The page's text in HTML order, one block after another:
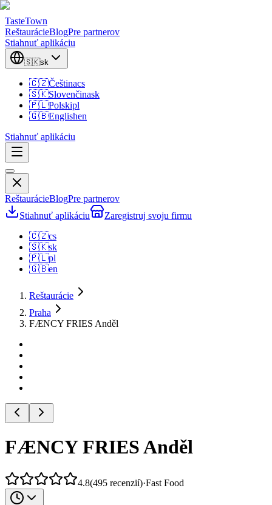
TasteTown
ReštaurácieBlogPre partnerov
Stiahnuť aplikáciu
🇸🇰sk
🇨🇿Češtinacs
🇸🇰Slovenčinask
🇵🇱Polskipl
🇬🇧Englishen
Stiahnuť aplikáciu
ReštaurácieBlogPre partnerov
Stiahnuť aplikáciu
Zaregistruj svoju firmu
🇨🇿cs
🇸🇰sk
🇵🇱pl
🇬🇧en
Reštaurácie
Praha
FÆNCY FRIES Anděl
FÆNCY FRIES Anděl
4.8(495 recenzií)·Fast Food